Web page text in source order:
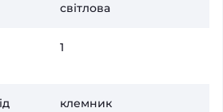
світлова
1
клемник